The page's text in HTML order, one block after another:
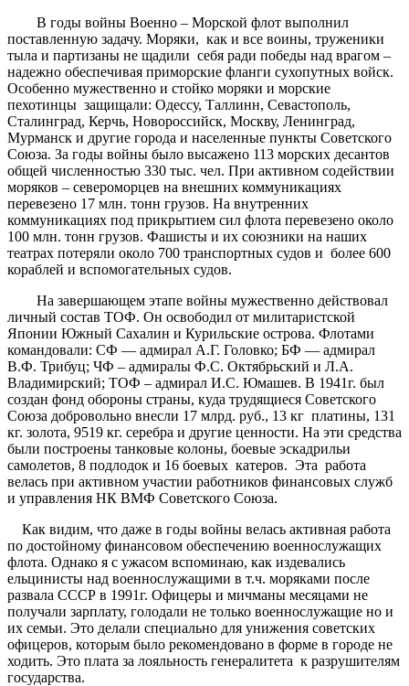
В годы войны Военно – Морской флот выполнил
поставленную задачу. Моряки, как и все воины, труженики
тыла и партизаны не щадили себя ради победы над врагом –
надежно обеспечивая приморские фланги сухопутных войск.
Особенно мужественно и стойко моряки и морские
пехотинцы защищали: Одессу, Таллинн, Севастополь,
Сталинград, Керчь, Новороссийск, Москву, Ленинград,
Мурманск и другие города и населенные пункты Советского
Союза. За годы войны было высажено 113 морских десантов
общей численностью 330 тыс. чел. При активном содействии
моряков – североморцев на внешних коммуникациях
перевезено 17 млн. тонн грузов. На внутренних
коммуникациях под прикрытием сил флота перевезено около
100 млн. тонн грузов. Фашисты и их союзники на наших
театрах потеряли около 700 транспортных судов и более 600
кораблей и вспомогательных судов.
На завершающем этапе войны мужественно действовал
личный состав ТОФ. Он освободил от милитаристской
Японии Южный Сахалин и Курильские острова. Флотами
командовали: СФ — адмирал А.Г. Головко; БФ — адмирал
В.Ф. Трибуц; ЧФ – адмиралы Ф.С. Октябрьский и Л.А.
Владимирский; ТОФ – адмирал И.С. Юмашев. В 1941г. был
создан фонд обороны страны, куда трудящиеся Советского
Союза добровольно внесли 17 млрд. руб., 13 кг платины, 131
кг. золота, 9519 кг. серебра и другие ценности. На эти средства
были построены танковые колоны, боевые эскадрильи
самолетов, 8 подлодок и 16 боевых катеров. Эта работа
велась при активном участии работников финансовых служб
и управления НК ВМФ Советского Союза.
Как видим, что даже в годы войны велась активная работа
по достойному финансовом обеспечению военнослужащих
флота. Однако я с ужасом вспоминаю, как издевались
ельцинисты над военнослужащими в т.ч. моряками после
развала СССР в 1991г. Офицеры и мичманы месяцами не
получали зарплату, голодали не только военнослужащие но и
их семьи. Это делали специально для унижения советских
офицеров, которым было рекомендовано в форме в городе не
ходить. Это плата за лояльность генералитета к разрушителям
государства.